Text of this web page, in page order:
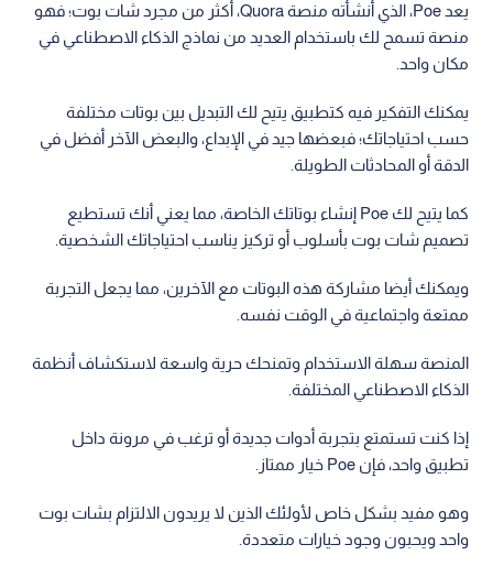
يعد Poe، الذي أنشأته منصة Quora، أكثر من مجرد شات بوت؛ فهو
منصة تسمح لك باستخدام العديد من نماذج الذكاء الاصطناعي في
مكان واحد.
يمكنك التفكير فيه كتطبيق يتيح لك التبديل بين بوتات مختلفة
حسب احتياجاتك؛ فبعضها جيد في الإبداع، والبعض الآخر أفضل في
الدقة أو المحادثات الطويلة.
كما يتيح لك Poe إنشاء بوتاتك الخاصة، مما يعني أنك تستطيع
تصميم شات بوت بأسلوب أو تركيز يناسب احتياجاتك الشخصية.
ويمكنك أيضا مشاركة هذه البوتات مع الآخرين، مما يجعل التجربة
ممتعة واجتماعية في الوقت نفسه.
المنصة سهلة الاستخدام وتمنحك حرية واسعة لاستكشاف أنظمة
الذكاء الاصطناعي المختلفة.
إذا كنت تستمتع بتجربة أدوات جديدة أو ترغب في مرونة داخل
تطبيق واحد، فإن Poe خيار ممتاز.
وهو مفيد بشكل خاص لأولئك الذين لا يريدون الالتزام بشات بوت
واحد ويحبون وجود خيارات متعددة.